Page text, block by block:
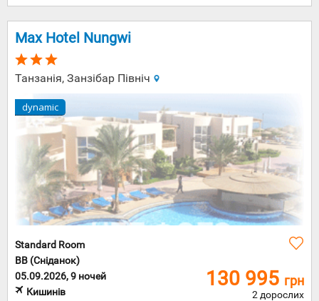
Max Hotel Nungwi
Танзанія, Занзібар Північ
dynamic
Standard Room
BB (Сніданок)
05.09.2026, 9 ночей
Кишинів
130 995 грн
2 дорослих